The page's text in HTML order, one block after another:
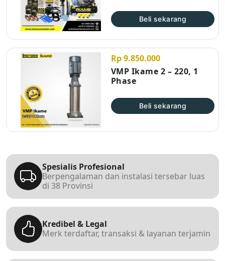
Beli sekarang
Rp 9.850.000
VMP Ikame 2 – 220, 1
Phase
Beli sekarang
Spesialis Profesional
Berpengalaman dan instalasi tersebar luas
di 38 Provinsi
Kredibel & Legal
Merk terdaftar, transaksi & layanan terjamin